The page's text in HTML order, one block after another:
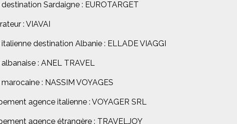
Sardaigne : EUROTARGET
: VIAVAI
destination Albanie : ELLADE VIAGGI
: ANEL TRAVEL
: NASSIM VOYAGES
agence italienne : VOYAGER SRL
agence étrangère : TRAVELJOY